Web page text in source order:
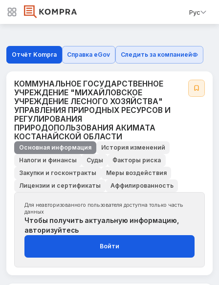
Рус
Отчёт Kompra Справка eGov Следить за компанией
КОММУНАЛЬНОЕ ГОСУДАРСТВЕННОЕ
УЧРЕЖДЕНИЕ "МИХАЙЛОВСКОЕ
УЧРЕЖДЕНИЕ ЛЕСНОГО ХОЗЯЙСТВА"
УПРАВЛЕНИЯ ПРИРОДНЫХ РЕСУРСОВ И
РЕГУЛИРОВАНИЯ
ПРИРОДОПОЛЬЗОВАНИЯ АКИМАТА
КОСТАНАЙСКОЙ ОБЛАСТИ
Основная информация
История изменений
Налоги и финансы
Суды
Факторы риска
Закупки и госконтракты
Меры воздействия
Лицензии и сертификаты
Аффилированность
Для неавторизованного пользователя доступна только часть
данных
Чтобы получить актуальную информацию,
авторизуйтесь
Войти